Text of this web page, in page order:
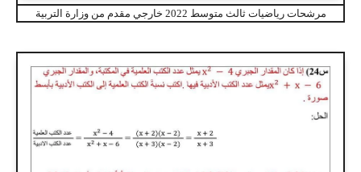
مرشحات رياضيات ثالث متوسط 2022 خارجي مقدم من وزارة التربية